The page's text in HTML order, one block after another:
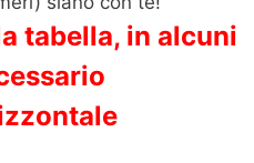
tabella, in alcuni